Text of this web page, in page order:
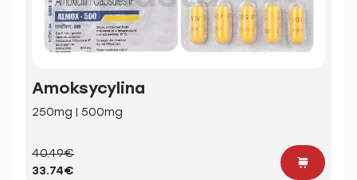
Amoksycylina
250mg | 500mg
40.49€
33.74€